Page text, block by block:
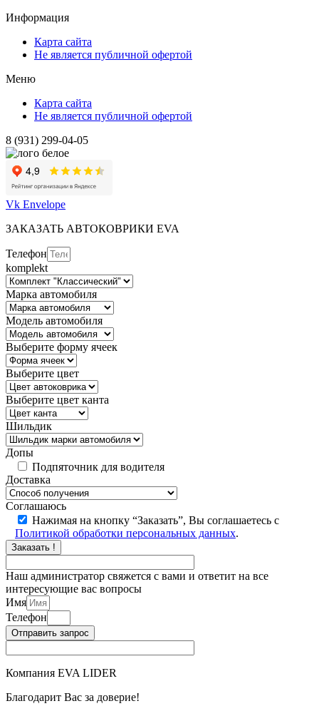
Информация
Карта сайта
Не является публичной офертой
Меню
Карта сайта
Не является публичной офертой
8 (931) 299-04-05
Vk Envelope
ЗАКАЗАТЬ АВТОКОВРИКИ EVA
Телефон
komplekt
Марка автомобиля
Модель автомобиля
Выберите форму ячеек
Выберите цвет
Выберите цвет канта
Шильдик
Допы
Подпяточник для водителя
Доставка
Соглашаюсь
Нажимая на кнопку “Заказать”, Вы соглашаетесь с
Политикой обработки персональных данных.
Заказать !
Наш администратор свяжется с вами и ответит на все
интересующие вас вопросы
Имя
Телефон
Отправить запрос
Компания EVA LIDER
Благодарит Вас за доверие!